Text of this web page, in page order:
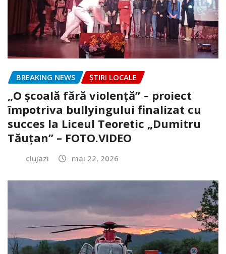
BREAKING NEWS ȘTIRI LOCALE
„O școală fără violență” – proiect
împotriva bullyingului finalizat cu
succes la Liceul Teoretic „Dumitru
Tăuțan” – FOTO.VIDEO
clujazi mai 22, 2026